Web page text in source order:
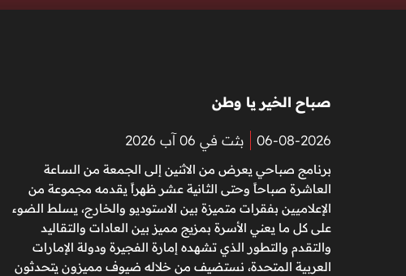
صباح الخير يا وطن
06-08-2026 بثت في 06 آب 2026
برنامج صباحي يعرض من الاثنين إلى الجمعة من الساعة
العاشرة صباحاً وحتى الثانية عشر ظهراً يقدمه مجموعة من
الإعلاميين بفقرات متميزة بين الاستوديو والخارج، يسلط الضوء
على كل ما يعني الأسرة بمزيج مميز بين العادات والتقاليد
والتقدم والتطور الذي تشهده إمارة الفجيرة ودولة الإمارات
العربية المتحدة، نستضيف من خلاله ضيوف مميزون يتحدثون